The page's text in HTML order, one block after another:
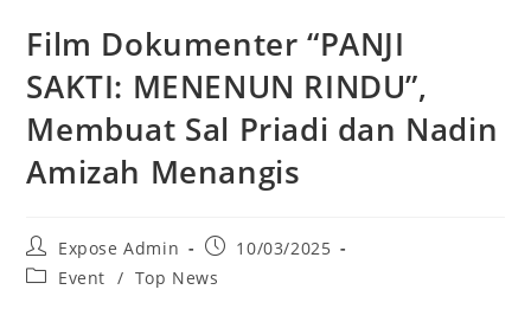
Film Dokumenter “PANJI
SAKTI: MENENUN RINDU”,
Membuat Sal Priadi dan Nadin
Amizah Menangis
Expose Admin
10/03/2025
Event / Top News